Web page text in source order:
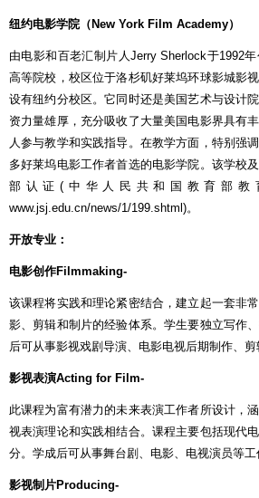
纽约电影学院（New York Film Academy）
由电影和百老汇制片人 Jerry Sherlock于1992年
高等院校，校区位于洛杉矶好莱坞环球影城影
设有纽约分校区。它同时还是美国艺术与设计
资力量雄厚，充分吸收了大量美国电影界具有
人参与教学和实践指导。在教学方面，特别强
多好莱坞电影工作者首选的电影学院。该学校
部认证( 中华人民共和国教育部教
www.jsj.edu.cn/news/1/199.shtml)。
开放专业：
电影创作Filmmaking-
该课程将实践和理论紧密结合，建立起一套非
影、剪辑和制片的经验体系。学生要独立写作
后可从事影视戏剧导演、电影电视后期制作、剪
影视表演Acting for Film-
此课程为富有潜力的未来表演工作者所设计，
视表演理论和实践相结合。课程主要包括现代
分。学成后可从事舞台剧、电影、电视演员等工
影视制片Producing-